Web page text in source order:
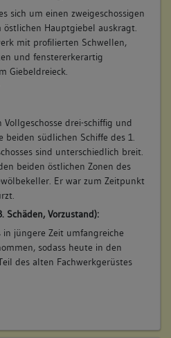
sich um einen zweigeschossigen
Hauptgiebel auskragt.
mit profilierten Schwellen,
und fenstererkerartig
Giebeldreieck.
drei-schiffig und
beiden südlichen Schiffe des 1.
sind unterschiedlich breit.
beiden östlichen Zonen des
Er war zum Zeitpunkt
Schäden, Vorzustand):
jüngere Zeit umfangreiche
sodass heute in den
des alten Fachwerkgerüstes